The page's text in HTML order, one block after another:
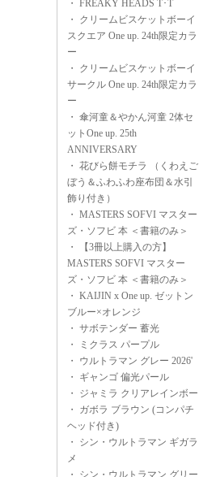
・ FREAKY HEADS T･T
・ クリームビスケットボーイ
スクエア One up. 24th限定カラ
ー
・ クリームビスケットボーイ
サークル One up. 24th限定カラ
ー
・ 傘河童＆やかん河童 2体セ
ットOne up. 25th
ANNIVERSARY
・ 花びら餅モチラ （くわえご
ぼう＆ふわふわ座布団＆水引
飾り付き）
・ MASTERS SOFVI マスター
ズ・ソフビ 本 ＜書籍のみ＞
・
【3冊以上購入の方】
MASTERS SOFVI マスター
ズ・ソフビ 本 ＜書籍のみ＞
・ KAIJIN x One up. ゼットン
ブルー×オレンジ
・ サボテンダー 蓄光
・
ミクラス パープル
・ ウルトラマン グレー 2026'
・ ギャンゴ 偏光パール
・ ジャミラ クリアレインボー
・ ガボラ ブラウン (コンパチ
ヘッド付き)
・ シン・ウルトラマン ギガラ
メ
・ シン・ウルトラマン グリー